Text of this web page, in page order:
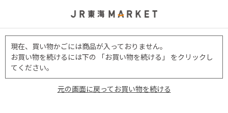
現在、買い物かごには商品が入っておりません。
お買い物を続けるには下の 「お買い物を続ける」 をクリックし
てください。
元の画面に戻ってお買い物を続ける